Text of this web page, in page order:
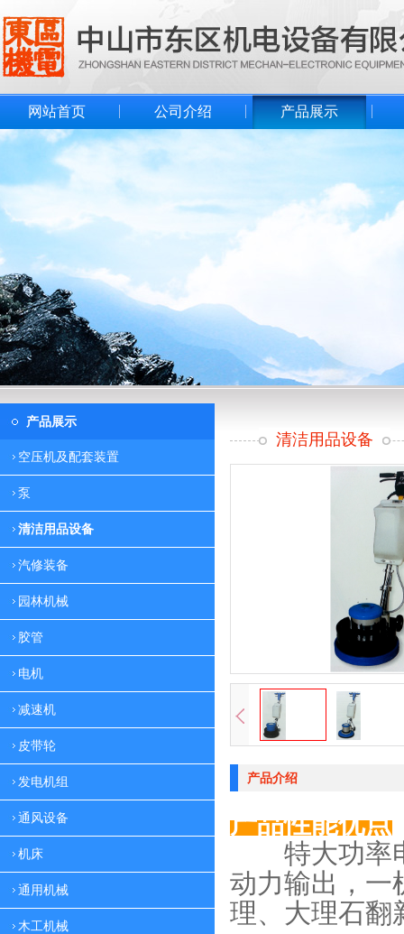
网站首页 公司介绍 产品展示
产品展示
空压机及配套装置
泵
清洁用品设备
汽修装备
园林机械
胶管
电机
减速机
皮带轮
发电机组
通风设备
机床
通用机械
木工机械
清洁用品设备
产品介绍
产品性能优点
特大功率电
动力输出，一
理、大理石翻